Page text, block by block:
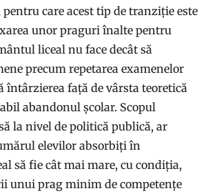
care acest tip de tranziție este
unor praguri înalte pentru
liceal nu face decât să
precum repetarea examenelor
întârzierea față de vârsta teoretică
abandonul școlar. Scopul
la nivel de politică publică, ar
elevilor absorbiți în
să fie cât mai mare, cu condiția,
unui prag minim de competențe